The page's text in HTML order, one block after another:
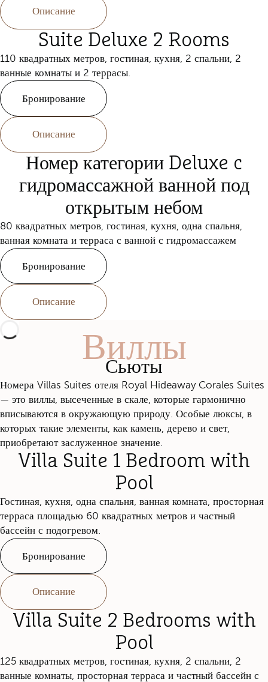
Описание
Suite Deluxe 2 Rooms
110 квадратных метров, гостиная, кухня, 2 спальни, 2
ванные комнаты и 2 террасы.
Бронирование
Описание
Номер категории Deluxe c
гидромассажной ванной под
открытым небом
80 квадратных метров, гостиная, кухня, одна спальня,
ванная комната и терраса с ванной с гидромассажем
Бронирование
Описание
Виллы
Сьюты
Номера Villas Suites отеля Royal Hideaway Corales Suites
— это виллы, высеченные в скале, которые гармонично
вписываются в окружающую природу. Особые люксы, в
которых такие элементы, как камень, дерево и свет,
приобретают заслуженное значение.
Villa Suite 1 Bedroom with
Pool
Гостиная, кухня, одна спальня, ванная комната, просторная
терраса площадью 60 квадратных метров и частный
бассейн с подогревом.
Бронирование
Описание
Villa Suite 2 Bedrooms with
Pool
125 квадратных метров, гостиная, кухня, 2 спальни, 2
ванные комнаты, просторная терраса и частный бассейн с